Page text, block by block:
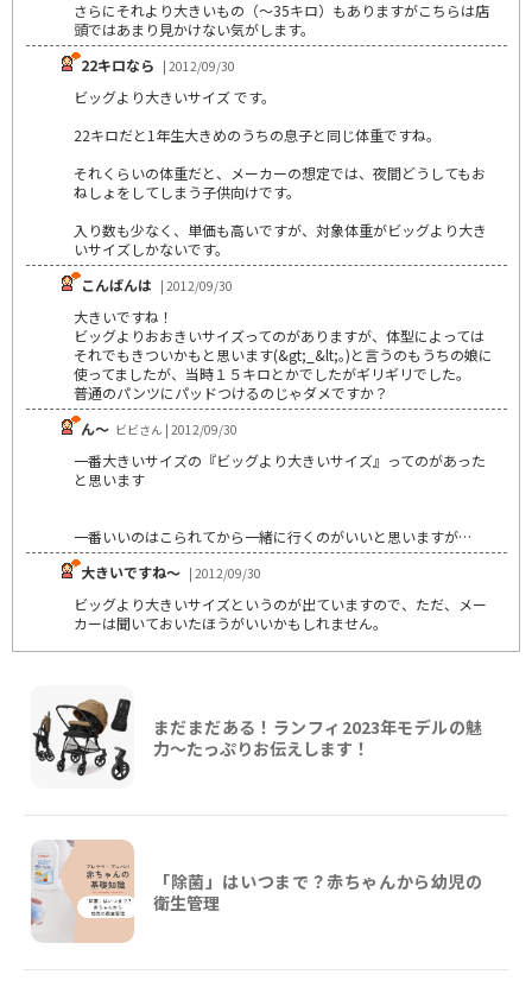
さらにそれより大きいもの（～35キロ）もありますがこちらは店
頭ではあまり見かけない気がします。
22キロなら | 2012/09/30
ビッグより大きいサイズ です。
22キロだと1年生大きめのうちの息子と同じ体重ですね。
それくらいの体重だと、メーカーの想定では、夜間どうしてもお
ねしょをしてしまう子供向けです。
入り数も少なく、単価も高いですが、対象体重がビッグより大き
いサイズしかないです。
こんばんは | 2012/09/30
大きいですね！
ビッグよりおおきいサイズってのがありますが、体型によっては
それでもきついかもと思います(&gt;_&lt;｡)と言うのもうちの娘に
使ってましたが、当時１５キロとかでしたがギリギリでした。
普通のパンツにパッドつけるのじゃダメですか？
ん～ ビビさん | 2012/09/30
一番大きいサイズの『ビッグより大きいサイズ』ってのがあった
と思います
一番いいのはこられてから一緒に行くのがいいと思いますが…
大きいですね～ | 2012/09/30
ビッグより大きいサイズというのが出ていますので、ただ、メー
カーは聞いておいたほうがいいかもしれません。
まだまだある！ランフィ2023年モデルの魅
力～たっぷりお伝えします！
「除菌」はいつまで？赤ちゃんから幼児の
衛生管理